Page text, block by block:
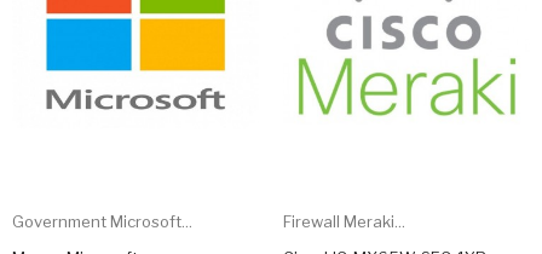
Government Microsoft...
Firewall Meraki...